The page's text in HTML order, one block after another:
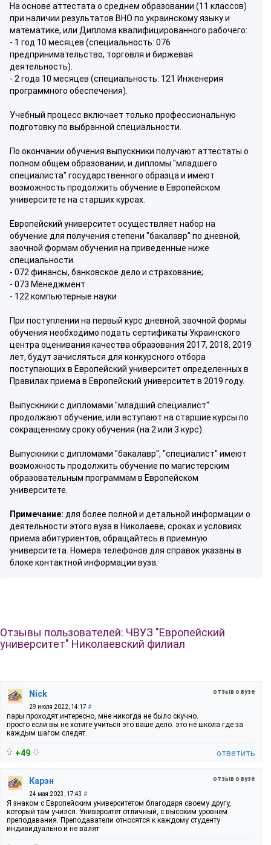
На основе аттестата о среднем образовании (11 классов)
при наличии результатов ВНО по украинскому языку и
математике, или Диплома квалифицированного рабочего:
- 1 год 10 месяцев (специальность: 076
предпринимательство, торговля и биржевая
деятельность).
- 2 года 10 месяцев (специальность: 121 Инженерия
программного обеспечения).
Учебный процесс включает только профессиональную
подготовку по выбранной специальности.
По окончании обучения выпускники получают аттестаты о
полном общем образовании, и дипломы "младшего
специалиста" государственного образца и имеют
возможность продолжить обучение в Европейском
университете на старших курсах.
Европейский университет осуществляет набор на
обучение для получения степени "бакалавр" по дневной,
заочной формам обучения на приведенные ниже
специальности.
- 072 финансы, банковское дело и страхование;
- 073 Менеджмент
- 122 компьютерные науки
При поступлении на первый курс дневной, заочной формы
обучения необходимо подать сертификаты Украинского
центра оценивания качества образования 2017, 2018, 2019
лет, будут зачисляться для конкурсного отбора
поступающих в Европейский университет определенных в
Правилах приема в Европейский университет в 2019 году.
Выпускники с дипломами "младший специалист"
продолжают обучение, или вступают на старшие курсы по
сокращенному сроку обучения (на 2 или 3 курс).
Выпускники с дипломами "бакалавр", "специалист" имеют
возможность продолжить обучение по магистерским
образовательным программам в Европейском
университете.
Примечание: для более полной и детальной информации о
деятельности этого вуза в Николаеве, сроках и условиях
приема абитуриентов, обращайтесь в приемную
университета. Номера телефонов для справок указаны в
блоке контактной информации вуза.
Отзывы пользователей: ЧВУЗ "Европейский
университет" Николаевский филиал
отзыв о вузе
Nick
29 июля 2022, 14:17 #
пары проходят интересно, мне никогда не было скучно.
просто если вы не хотите учиться это ваше дело. это не школа где за
каждым шагом следят.
+49 ответить
отзыв о вузе
Карэн
24 мая 2023, 17:43 #
Я знаком с Европейским университетом благодаря своему другу,
который там учился. Университет отличный, с высоким уровнем
преподавания. Преподаватели относятся к каждому студенту
индивидуально и не валят